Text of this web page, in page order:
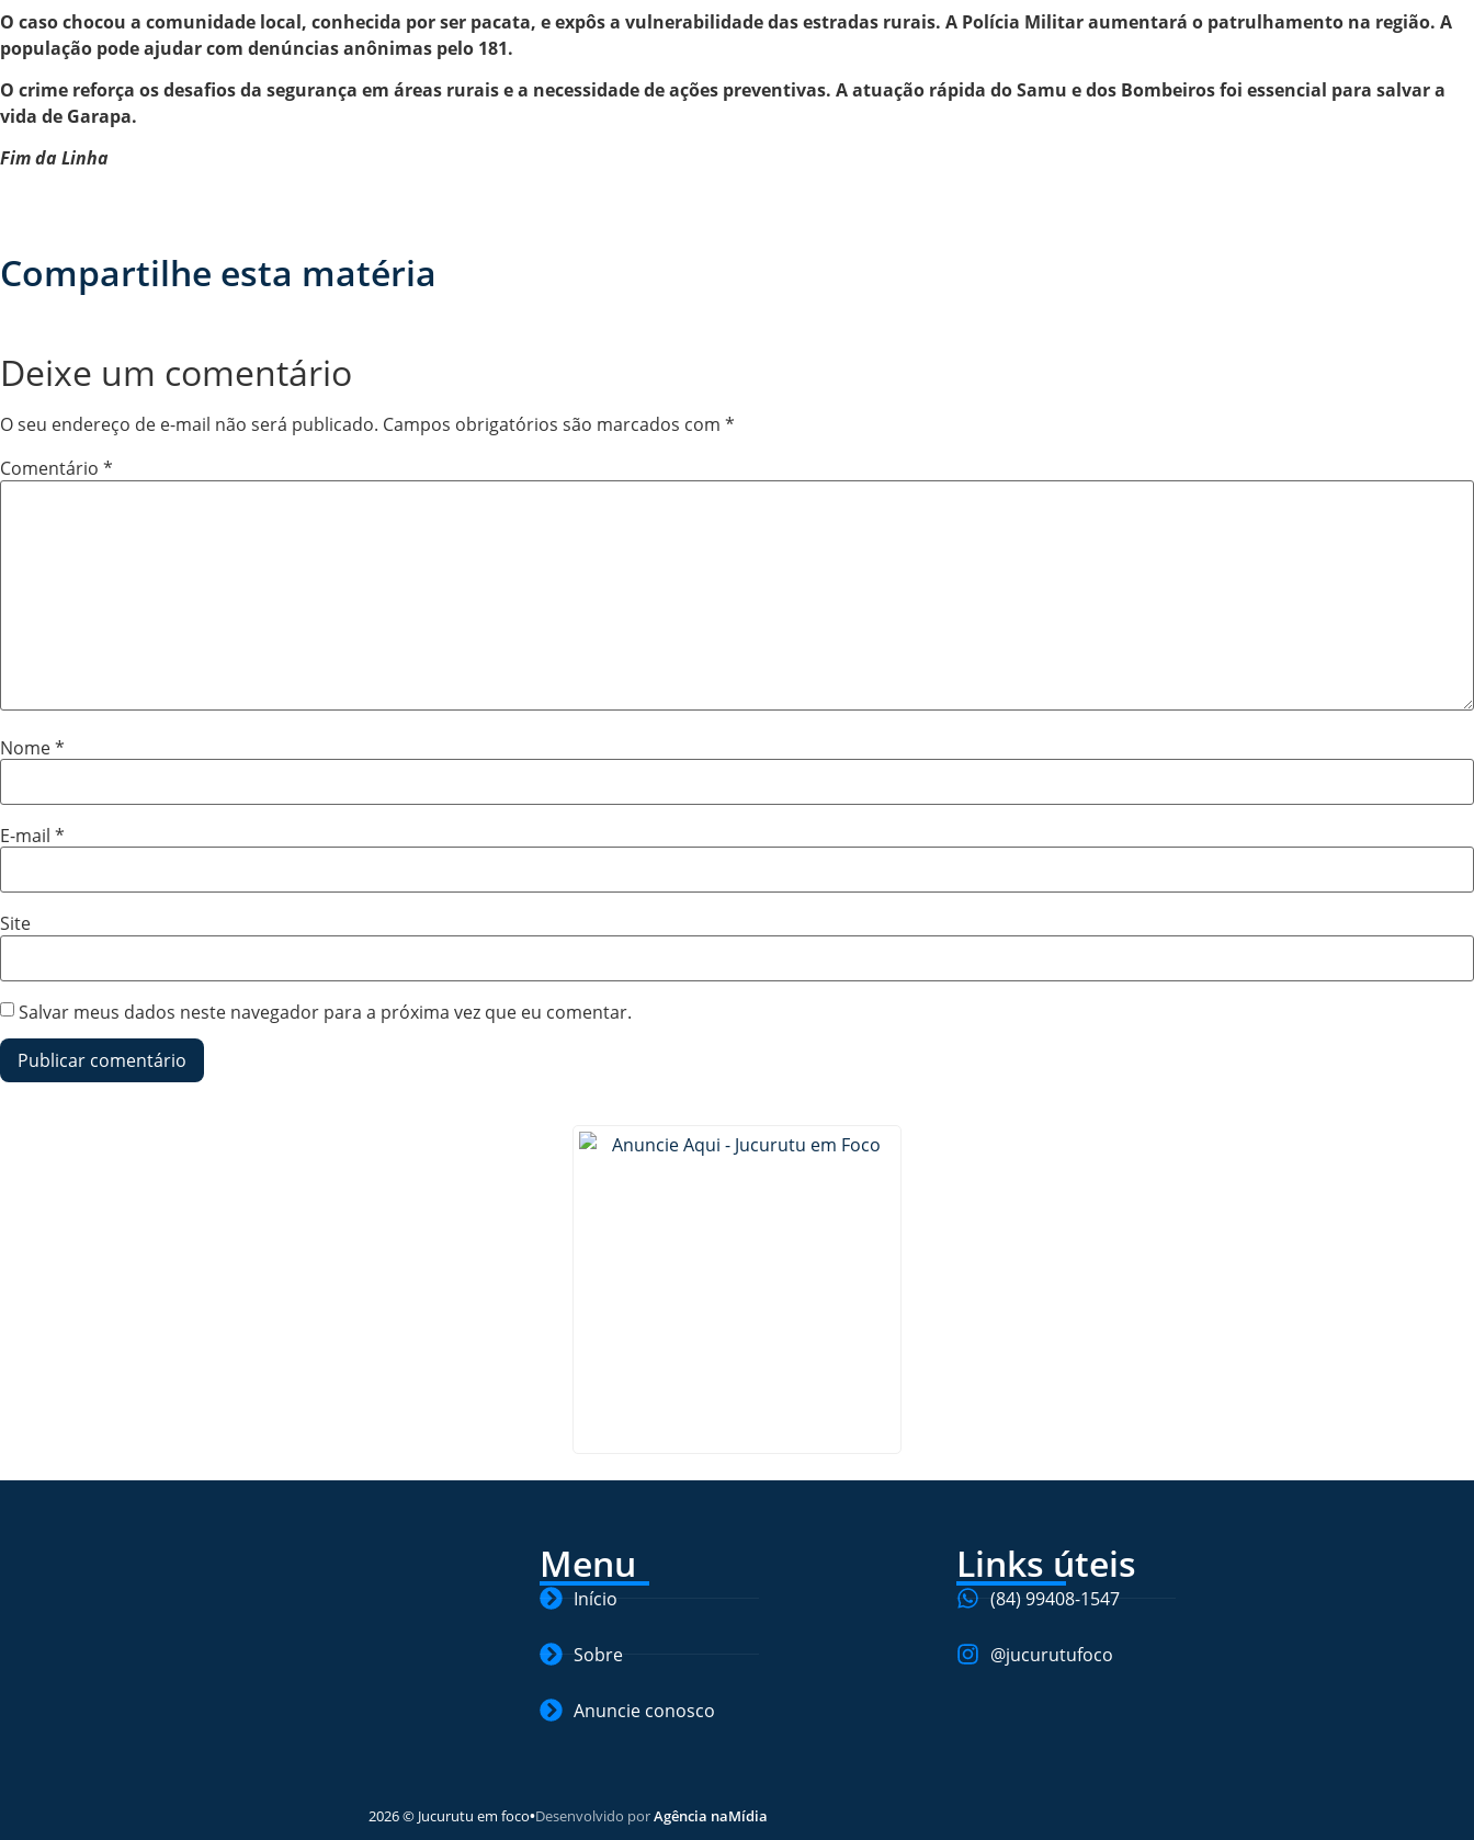
O caso chocou a comunidade local, conhecida por ser pacata, e expôs a vulnerabilidade das estradas rurais. A Polícia Militar aumentará o patrulhamento na região. A
população pode ajudar com denúncias anônimas pelo 181.
O crime reforça os desafios da segurança em áreas rurais e a necessidade de ações preventivas. A atuação rápida do Samu e dos Bombeiros foi essencial para salvar a
vida de Garapa.
Fim da Linha
Compartilhe esta matéria
Deixe um comentário
O seu endereço de e-mail não será publicado. Campos obrigatórios são marcados com *
Comentário *
Nome*
E-mail *
Site
Salvar meus dados neste navegador para a próxima vez que eu comentar.
Menu
Início
Sobre
Anuncie conosco
Links úteis
(84) 99408-1547
@jucurutufoco
2026 © Jucurutu em foco•Desenvolvido porAgência naMídia